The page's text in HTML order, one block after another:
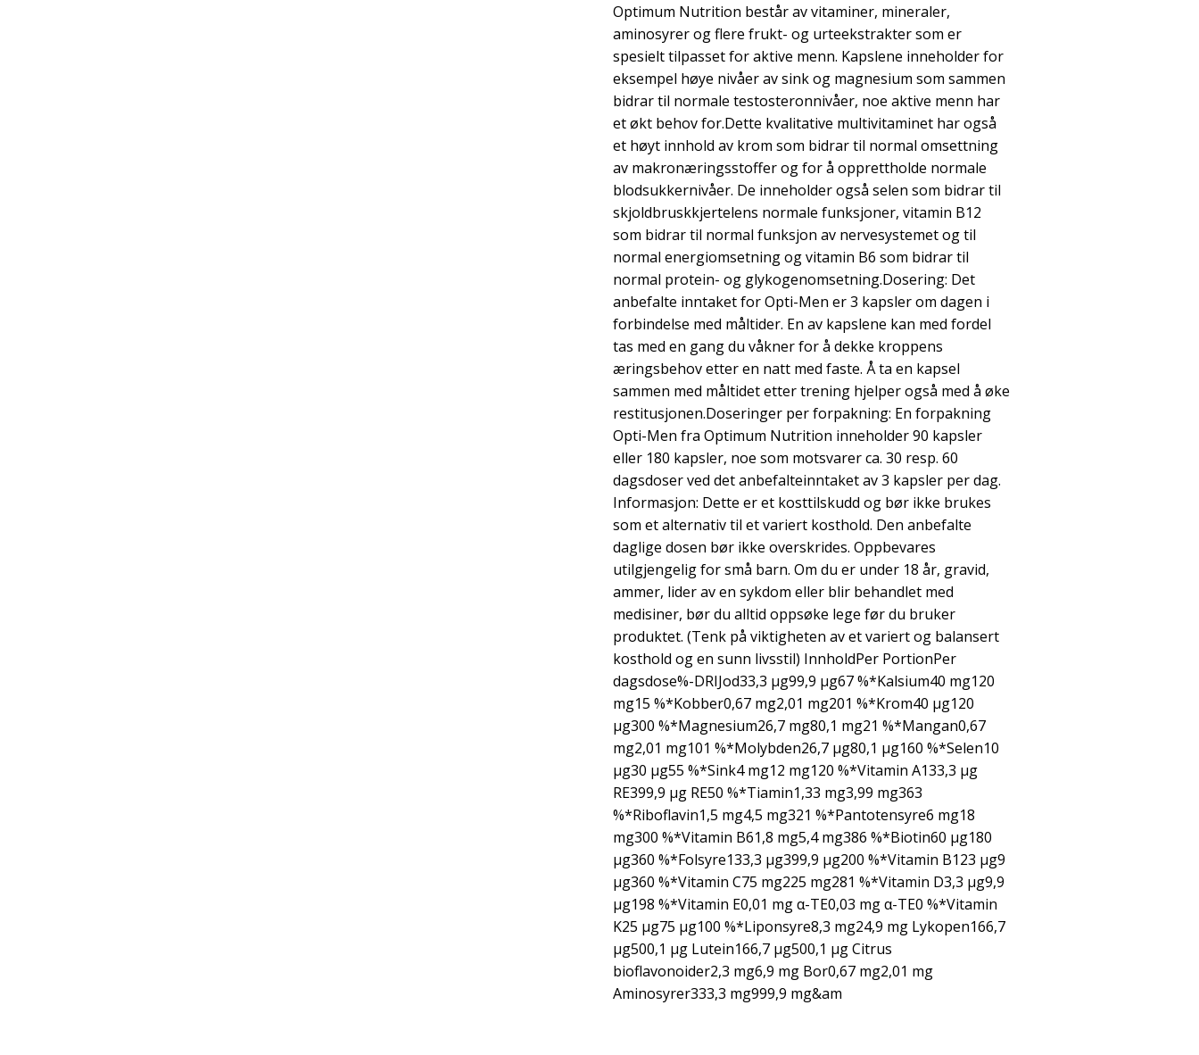
Optimum Nutrition består av vitaminer, mineraler,
aminosyrer og flere frukt- og urteekstrakter som er
spesielt tilpasset for aktive menn. Kapslene inneholder for
eksempel høye nivåer av sink og magnesium som sammen
bidrar til normale testosteronnivåer, noe aktive menn har
et økt behov for.Dette kvalitative multivitaminet har også
et høyt innhold av krom som bidrar til normal omsettning
av makronæringsstoffer og for å opprettholde normale
blodsukkernivåer. De inneholder også selen som bidrar til
skjoldbruskkjertelens normale funksjoner, vitamin B12
som bidrar til normal funksjon av nervesystemet og til
normal energiomsetning og vitamin B6 som bidrar til
normal protein- og glykogenomsetning.Dosering: Det
anbefalte inntaket for Opti-Men er 3 kapsler om dagen i
forbindelse med måltider. En av kapslene kan med fordel
tas med en gang du våkner for å dekke kroppens
æringsbehov etter en natt med faste. Å ta en kapsel
sammen med måltidet etter trening hjelper også med å øke
restitusjonen.Doseringer per forpakning: En forpakning
Opti-Men fra Optimum Nutrition inneholder 90 kapsler
eller 180 kapsler, noe som motsvarer ca. 30 resp. 60
dagsdoser ved det anbefalteinntaket av 3 kapsler per dag.
Informasjon: Dette er et kosttilskudd og bør ikke brukes
som et alternativ til et variert kosthold. Den anbefalte
daglige dosen bør ikke overskrides. Oppbevares
utilgjengelig for små barn. Om du er under 18 år, gravid,
ammer, lider av en sykdom eller blir behandlet med
medisiner, bør du alltid oppsøke lege før du bruker
produktet. (Tenk på viktigheten av et variert og balansert
kosthold og en sunn livsstil) InnholdPer PortionPer
dagsdose%-DRIJod33,3 µg99,9 µg67 %*Kalsium40 mg120
mg15 %*Kobber0,67 mg2,01 mg201 %*Krom40 µg120
µg300 %*Magnesium26,7 mg80,1 mg21 %*Mangan0,67
mg2,01 mg101 %*Molybden26,7 µg80,1 µg160 %*Selen10
µg30 µg55 %*Sink4 mg12 mg120 %*Vitamin A133,3 µg
RE399,9 µg RE50 %*Tiamin1,33 mg3,99 mg363
%*Riboflavin1,5 mg4,5 mg321 %*Pantotensyre6 mg18
mg300 %*Vitamin B61,8 mg5,4 mg386 %*Biotin60 µg180
µg360 %*Folsyre133,3 µg399,9 µg200 %*Vitamin B123 µg9
µg360 %*Vitamin C75 mg225 mg281 %*Vitamin D3,3 µg9,9
µg198 %*Vitamin E0,01 mg α-TE0,03 mg α-TE0 %*Vitamin
K25 µg75 µg100 %*Liponsyre8,3 mg24,9 mg Lykopen166,7
µg500,1 µg Lutein166,7 µg500,1 µg Citrus
bioflavonoider2,3 mg6,9 mg Bor0,67 mg2,01 mg
Aminosyrer333,3 mg999,9 mg&am